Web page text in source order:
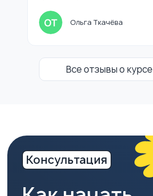
Ольга Ткачёва
Все отзывы о курсе